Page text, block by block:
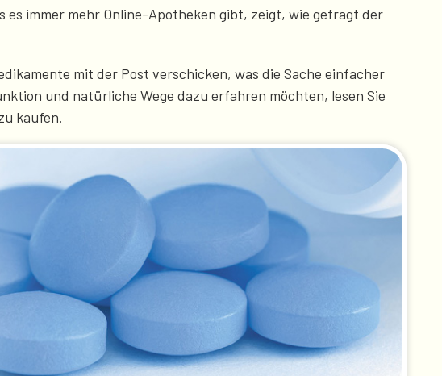
immer mehr Online-Apotheken gibt, zeigt, wie gefragt der
mit der Post verschicken, was die Sache einfacher
und natürliche Wege dazu erfahren möchten, lesen Sie
kaufen.